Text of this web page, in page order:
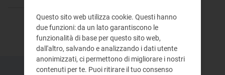
Questo sito web utilizza cookie. Questi hanno
due funzioni: da un lato garantiscono le
funzionalità di base per questo sito web,
dall'altro, salvando e analizzando i dati utente
anonimizzati, ci permettono di migliorare i nostri
contenuti per te. Puoi ritirare il tuo consenso